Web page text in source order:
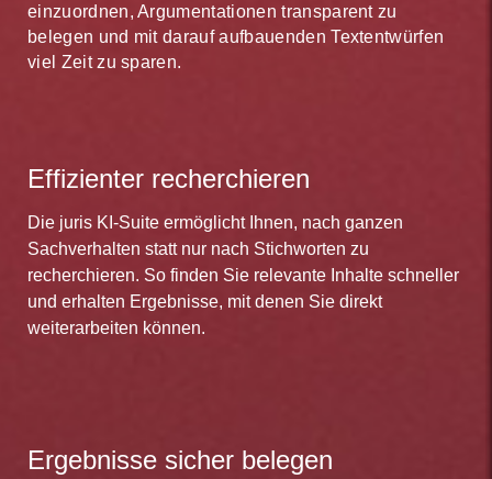
einzuordnen, Argumentationen transparent zu
belegen und mit darauf aufbauenden Textentwürfen
viel Zeit zu sparen.
Effizienter recherchieren
Die juris KI-Suite ermöglicht Ihnen, nach ganzen
Sachverhalten statt nur nach Stichworten zu
recherchieren. So finden Sie relevante Inhalte schneller
und erhalten Ergebnisse, mit denen Sie direkt
weiterarbeiten können.
Ergebnisse sicher belegen